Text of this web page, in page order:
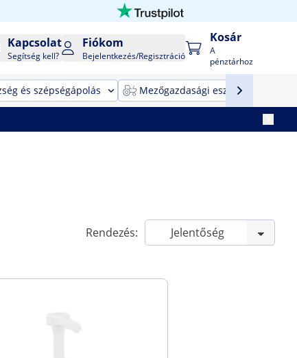
Kapcsolat
Segítség kell?
Fiókom
Bejelentkezés/Regisztráció
Kosár
A
pénztárhoz
és szépségápolás Mezőgazdasági eszközök
Rendezés: